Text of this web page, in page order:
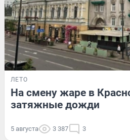
ЛЕТО
На смену жаре в
затяжные дожди
5 августа 3 387 3